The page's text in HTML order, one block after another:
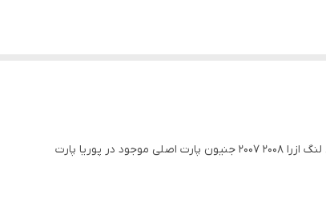
پوریا پارت